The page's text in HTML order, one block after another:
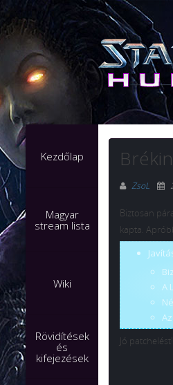
Kezdőlap
Magyar
stream lista
Wiki
Rövidítések
és
kifejezések
ZsoL
Biztosan
kapta.
A
Jó patchelést!